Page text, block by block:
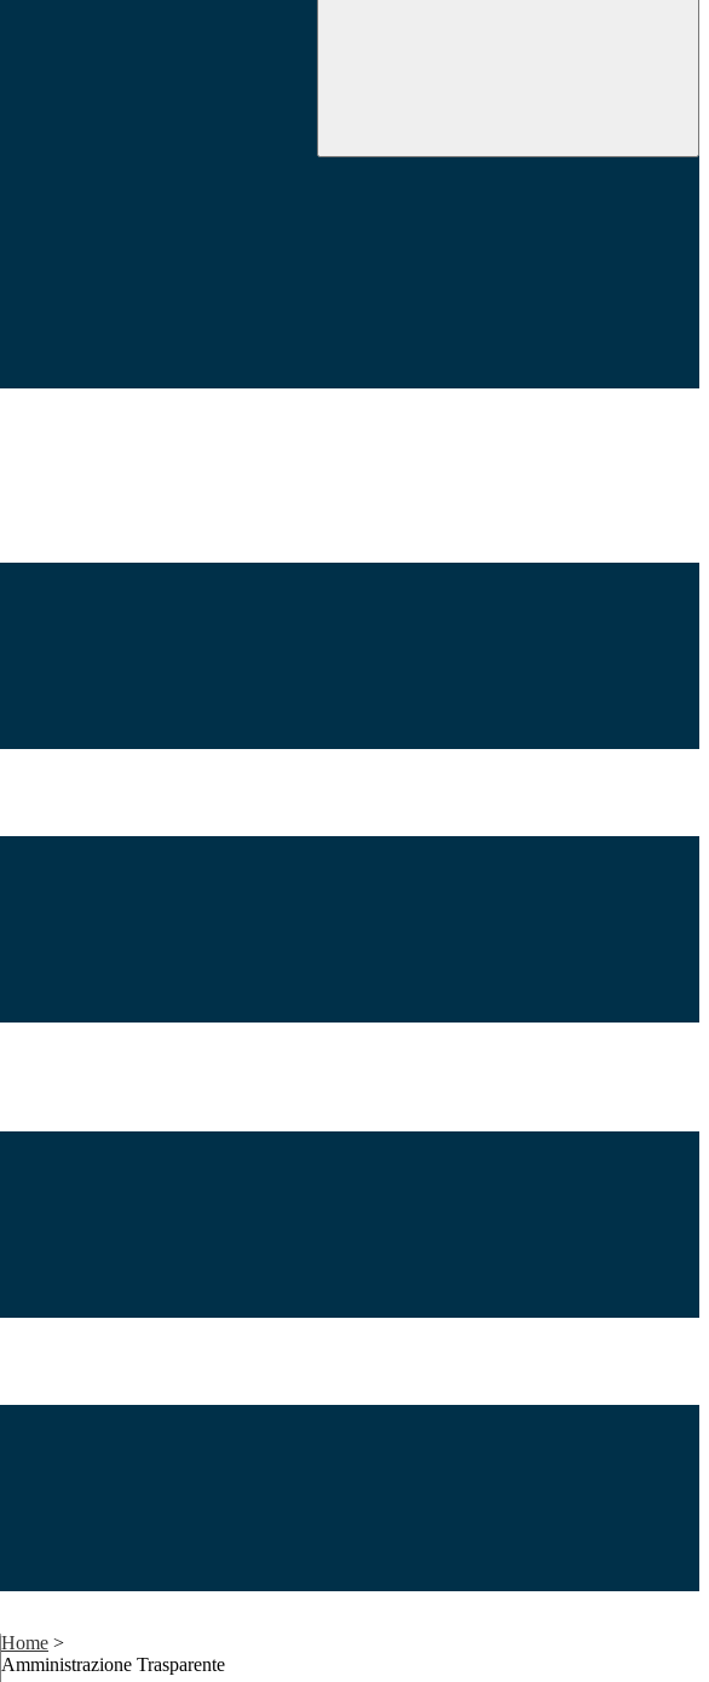
Home >
Amministrazione Trasparente